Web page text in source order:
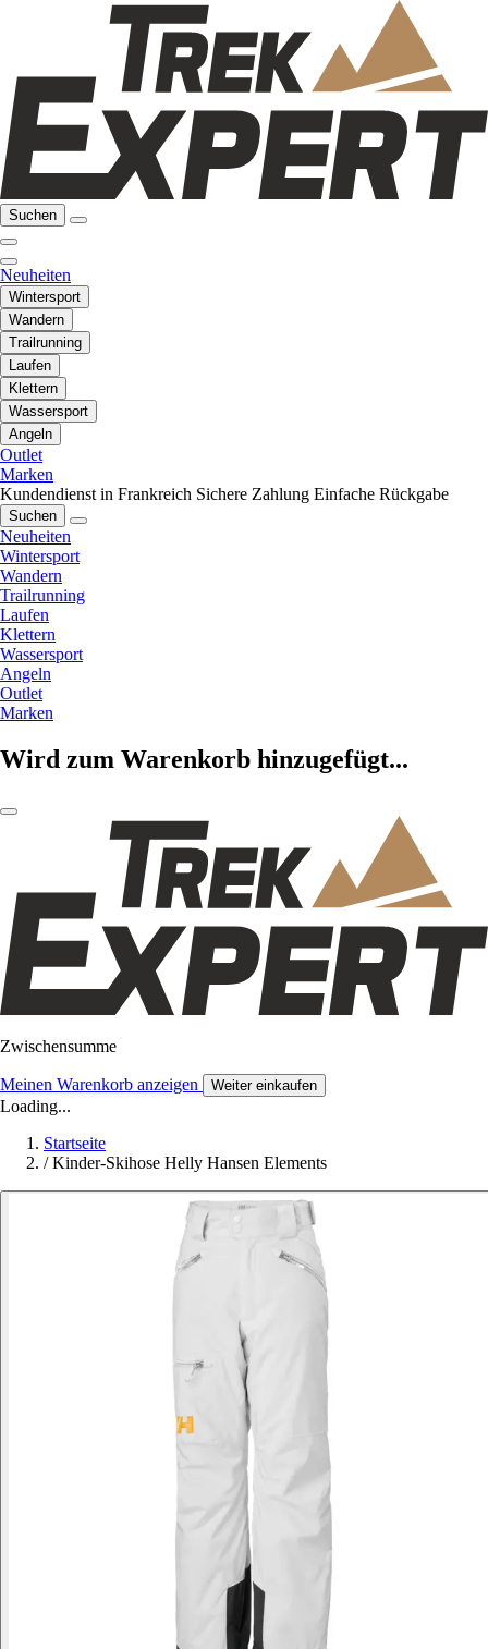
Suchen
Neuheiten
Wintersport
Wandern
Trailrunning
Laufen
Klettern
Wassersport
Angeln
Outlet
Marken
Kundendienst in Frankreich Sichere Zahlung Einfache Rückgabe
Suchen
Neuheiten
Wintersport
Wandern
Trailrunning
Laufen
Klettern
Wassersport
Angeln
Outlet
Marken
Wird zum Warenkorb hinzugefügt...
Zwischensumme
Meinen Warenkorb anzeigen Weiter einkaufen
Loading...
Startseite
/ Kinder-Skihose Helly Hansen Elements